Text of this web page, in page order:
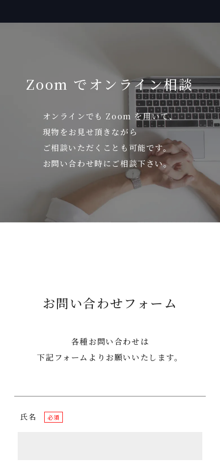
Zoom でオンライン相談
オンラインでも Zoom を用いて、
現物をお見せ頂きながら
ご相談いただくことも可能です。
お問い合わせ時にご相談下さい。
お問い合わせフォーム
各種お問い合わせは
下記フォームよりお願いいたします。
氏名 必須